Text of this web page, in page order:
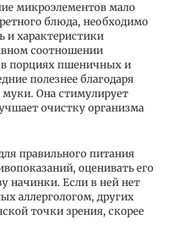
микроэлементов мало
блюда, необходимо
и характеристики
соотношении
порциях пшеничных и
полезнее благодаря
муки. Она стимулирует
очистку организма
правильного питания
оценивать его
начинки. Если в ней нет
аллергологом, других
точки зрения, скорее